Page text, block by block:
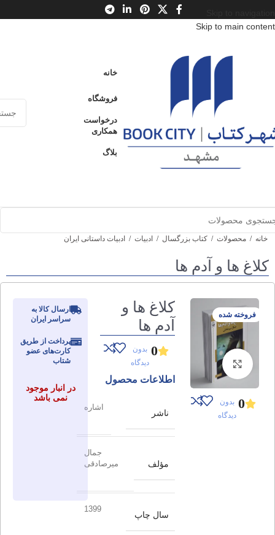
Skip to main content
خانه
فروشگاه
درخواست
همکاری
بلاگ
خانه / محصولات / کتاب بزرگسال / ادبیات / ادبیات داستانی ایران
کلاغ ‌ها و آدم ‌ها
فروخته شده
برای بزرگنمایی کلیک کنید
0 بدون
دیدگاه
کلاغ ‌ها و
آدم ‌ها
0 بدون
دیدگاه
اطلاعات محصول
ناشر
اشاره
مؤلف
جمال
میرصادقی
سال چاپ
1399
ارسال کالا به
سراسر ایران
پرداخت از طریق
کارت‌های عضو
شتاب
در انبار موجود
نمی باشد